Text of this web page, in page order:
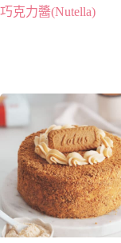
巧克力醬(Nutella)